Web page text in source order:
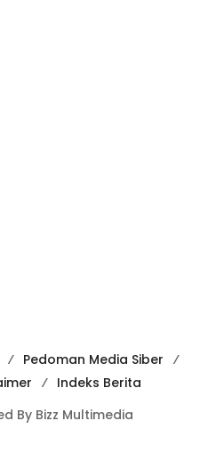
Pedoman Media Siber
Indeks Berita
By Bizz Multimedia